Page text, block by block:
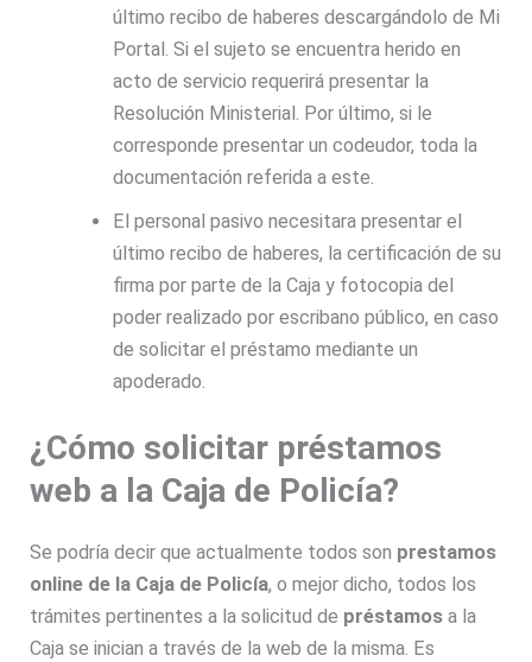
último recibo de haberes descargándolo de Mi
Portal. Si el sujeto se encuentra herido en
acto de servicio requerirá presentar la
Resolución Ministerial. Por último, si le
corresponde presentar un codeudor, toda la
documentación referida a este.
El personal pasivo necesitara presentar el
último recibo de haberes, la certificación de su
firma por parte de la Caja y fotocopia del
poder realizado por escribano público, en caso
de solicitar el préstamo mediante un
apoderado.
¿Cómo solicitar préstamos
web a la Caja de Policía?
Se podría decir que actualmente todos son prestamos
online de la Caja de Policía, o mejor dicho, todos los
trámites pertinentes a la solicitud de préstamosa la
Caja se inician a través de la web de la misma. Es